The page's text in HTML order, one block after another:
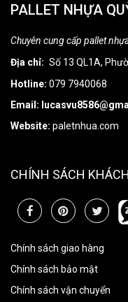
PALLET NHỰA
Chuyên cung cấp pallet
Địa chỉ: Số 13 QL1A,
Hotline: 079 7940068
Email:
Website: paletnhua.com
CHÍNH SÁCH
Chính sách giao hàng
Chính sách bảo mật
Chính sách vận chuyển